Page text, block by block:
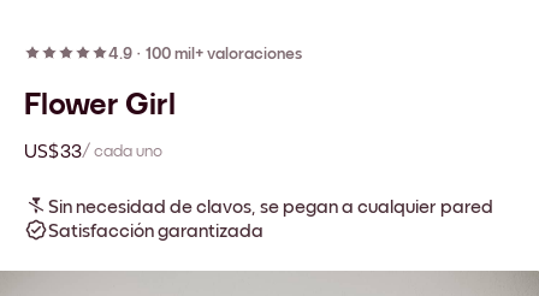
4.9 · 100 mil+ valoraciones
Flower Girl
US$33/ cada uno
Sin necesidad de clavos, se pegan a cualquier pared
Satisfacción garantizada